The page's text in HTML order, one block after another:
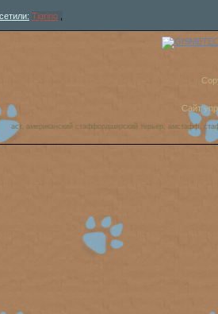
Tigrino
Сайт
аст, американский стаффордширский терьер, амстафф,